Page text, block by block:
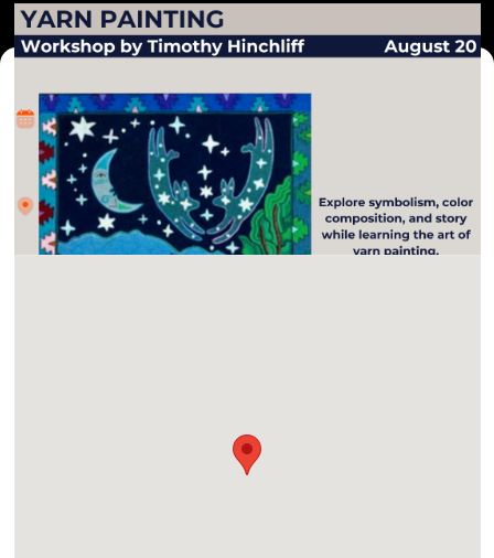
Dónde y Cuándo
mar 20 ago 2024 • 1:00 pm
Lugar
2825 Dewey Road, Suite 100, San Diego, CA 92106